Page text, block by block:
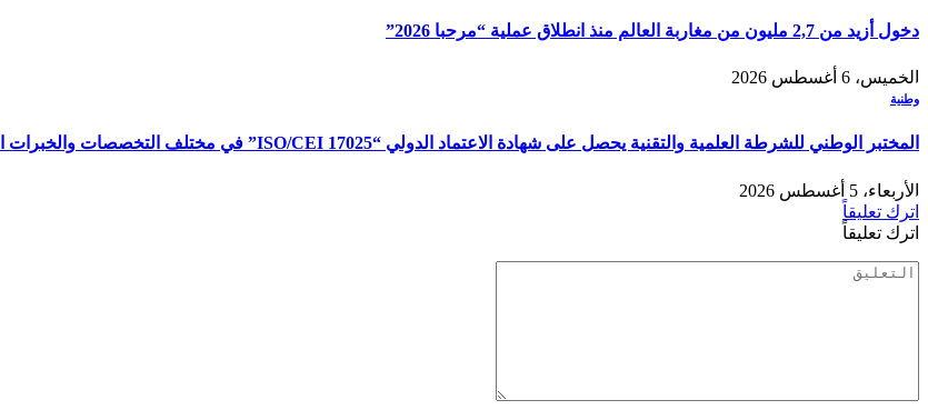
دخول أزيد من 2,7 مليون من مغاربة العالم منذ انطلاق عملية “مرحبا 2026”
الخميس، 6 أغسطس 2026
وطنية
المختبر الوطني للشرطة العلمية والتقنية يحصل على شهادة الاعتماد الدولي “ISO/CEI 17025” في مختلف التخصصات والخبرات الشرعية
الأربعاء، 5 أغسطس 2026
اترك تعليقاً
اترك تعليقاً